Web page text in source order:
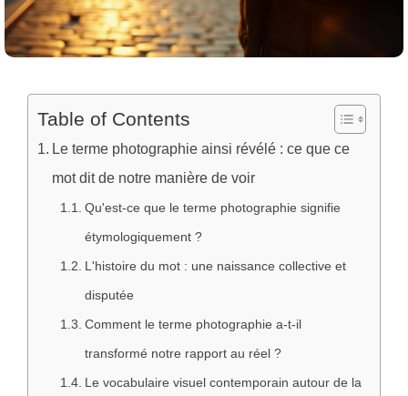
Table of Contents
Le terme photographie ainsi révélé : ce que ce
mot dit de notre manière de voir
Qu'est-ce que le terme photographie signifie
étymologiquement ?
L'histoire du mot : une naissance collective et
disputée
Comment le terme photographie a-t-il
transformé notre rapport au réel ?
Le vocabulaire visuel contemporain autour de la